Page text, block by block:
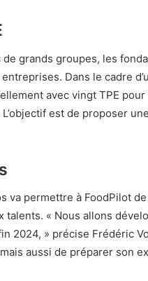
grands groupes, les
Dans le cadre
avec vingt TPE
L’objectif est de proposer
va permettre à FoodPilot
« Nous allons
2024, » précise Frédéric
aussi de préparer son